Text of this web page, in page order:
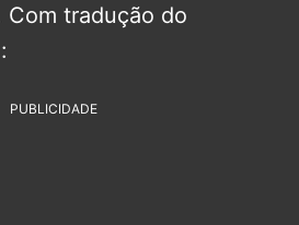
Com tradução do
:
PUBLICIDADE